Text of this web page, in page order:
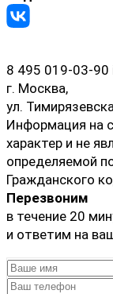
8 495 019-03-90
г. Москва,
ул.
Информация на
характер и не
определяемой
Гражданского
Перезвоним
в течение 20
и ответим на